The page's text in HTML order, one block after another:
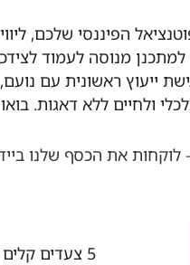
הפיננסי שלכם,
מנוסה לעמוד
ייעוץ ראשונית עם נועם,
ולחיים ללא דאגות.
לוקחות את הכסף שלנו
5 צעדים קלים להתחיל לחסוך ולהשקיע בחוכמה